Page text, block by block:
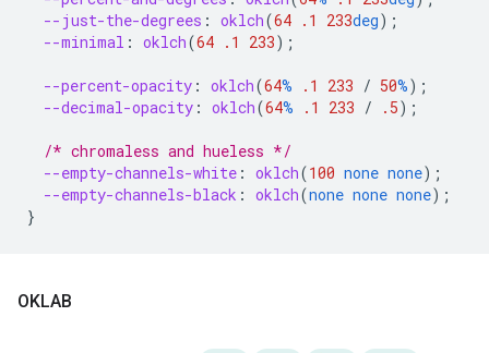
--just-the-degrees : oklch(64 .1 233deg);
--minimal : oklch(64 .1 233);
--percent-opacity : oklch(64% .1 233 / 50%);
--decimal-opacity : oklch(64% .1 233 / .5);
/* chromaless and hueless */
--empty-channels-white : oklch(100 none none);
--empty-channels-black : oklch(none none none);
}
OKLAB